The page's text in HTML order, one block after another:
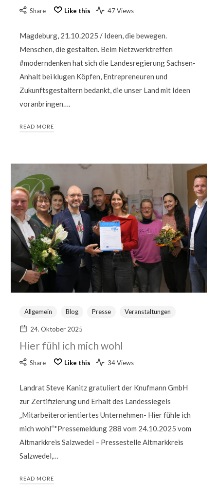
Share Like this 47 Views
Magdeburg, 21.10.2025 / Ideen, die bewegen.
Menschen, die gestalten. Beim Netzwerktreffen
#moderndenken hat sich die Landesregierung Sachsen-
Anhalt bei klugen Köpfen, Entrepreneuren und
Zukunftsgestaltern bedankt, die unser Land mit Ideen
voranbringen….
READ MORE
Allgemein Blog Presse Veranstaltungen
24. Oktober 2025
Hier fühl ich mich wohl
Share Like this 34 Views
Landrat Steve Kanitz gratuliert der Knufmann GmbH
zur Zertifizierung und Erhalt des Landessiegels
„Mitarbeiterorientiertes Unternehmen- Hier fühle ich
mich wohl“*Pressemeldung 288 vom 24.10.2025 vom
Altmarkkreis Salzwedel – Pressestelle Altmarkkreis
Salzwedel,…
READ MORE